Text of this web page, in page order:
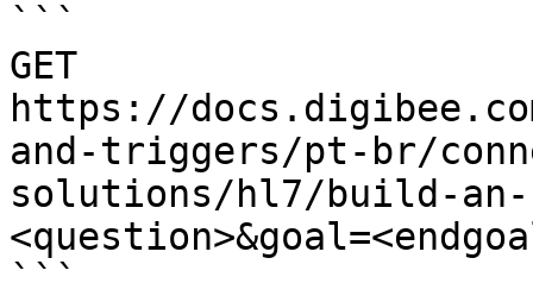
```
GET
https://
and-triggers/pt-br/
solutions/hl7/build-an-
```